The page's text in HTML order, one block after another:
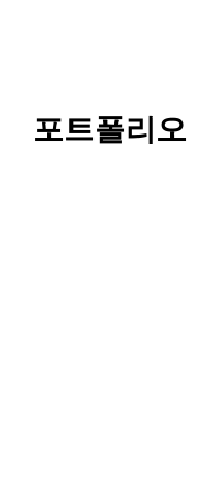
포트폴리오